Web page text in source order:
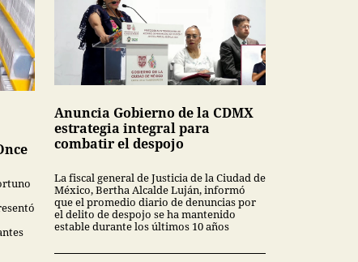
Anuncia Gobierno de la CDMX
estrategia integral para
combatir el despojo
La fiscal general de Justicia de la Ciudad de
México, Bertha Alcalde Luján, informó
que el promedio diario de denuncias por
el delito de despojo se ha mantenido
estable durante los últimos 10 años